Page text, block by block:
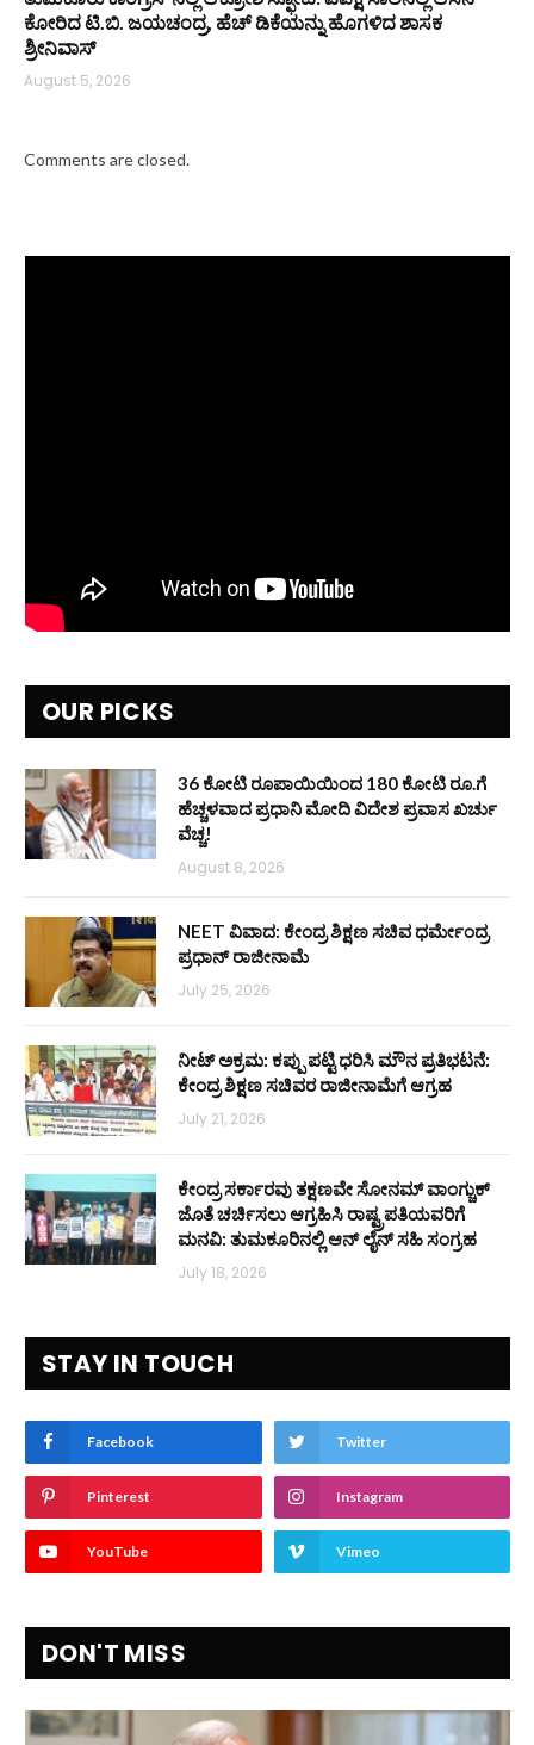
ಕೋರಿದ ಟಿ.ಬಿ. ಜಯಚಂದ್ರ, ಹೆಚ್ ಡಿಕೆಯನ್ನು ಹೊಗಳಿದ ಶಾಸಕ
ಶ್ರೀನಿವಾಸ್
August 5, 2026
Comments are closed.
OUR PICKS
36 ಕೋಟಿ ರೂಪಾಯಿಯಿಂದ 180 ಕೋಟಿ ರೂ.ಗೆ
ಹೆಚ್ಚಳವಾದ ಪ್ರಧಾನಿ ಮೋದಿ ವಿದೇಶ ಪ್ರವಾಸ ಖರ್ಚು
ವೆಚ್ಚ!
August 8, 2026
NEET ವಿವಾದ: ಕೇಂದ್ರ ಶಿಕ್ಷಣ ಸಚಿವ ಧರ್ಮೇಂದ್ರ
ಪ್ರಧಾನ್ ರಾಜೀನಾಮೆ
July 25, 2026
ನೀಟ್ ಅಕ್ರಮ: ಕಪ್ಪು ಪಟ್ಟಿ ಧರಿಸಿ ಮೌನ ಪ್ರತಿಭಟನೆ:
ಕೇಂದ್ರ ಶಿಕ್ಷಣ ಸಚಿವರ ರಾಜೀನಾಮೆಗೆ ಆಗ್ರಹ
July 21, 2026
ಕೇಂದ್ರ ಸರ್ಕಾರವು ತಕ್ಷಣವೇ ಸೋನಮ್ ವಾಂಗ್ಚುಕ್
ಜೊತೆ ಚರ್ಚಿಸಲು ಆಗ್ರಹಿಸಿ ರಾಷ್ಟ್ರಪತಿಯವರಿಗೆ
ಮನವಿ: ತುಮಕೂರಿನಲ್ಲಿ ಆನ್‌ ಲೈನ್ ಸಹಿ ಸಂಗ್ರಹ
July 18, 2026
STAY IN TOUCH
Facebook Twitter
Pinterest Instagram
YouTube Vimeo
DON'T MISS